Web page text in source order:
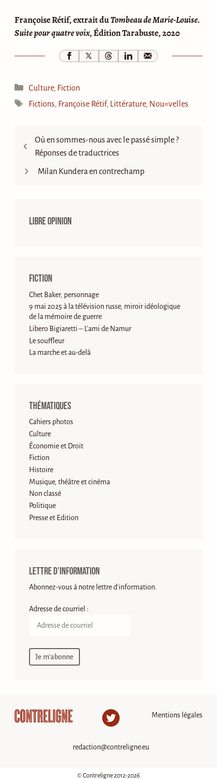
Françoise Rétif, extrait duTombeau de Marie-Louise.
Suite pour quatre voix,Édition Tarabuste, 2020
Catégories
Culture, Fiction
Étiquettes
Fictions, Françoise Rétif, Littérature, Nou=velles
Où en sommes-nous avec le passé simple ?
Réponses de traductrices
Milan Kundera en contrechamp
Libre opinion
Fiction
Chet Baker, personnage
9 mai 2025 à la télévision russe, miroir idéologique
de la mémoire de guerre
Libero Bigiaretti – L’ami de Namur
Le souffleur
La marche et au-delà
Thématiques
Cahiers photos
Culture
Économie et Droit
Fiction
Histoire
Musique, théâtre et cinéma
Non classé
Politique
Presse et Edition
Lettre d’information
Abonnez-vous à notre lettre d'information.
Adresse de courriel :
Twitter
redaction@contreligne.eu
Mentions légales
© Contreligne 2012-2026